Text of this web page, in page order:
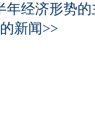
年经济形势
新闻>>